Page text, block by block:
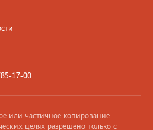
17-00
или частичное копирование
целях разрешено только с